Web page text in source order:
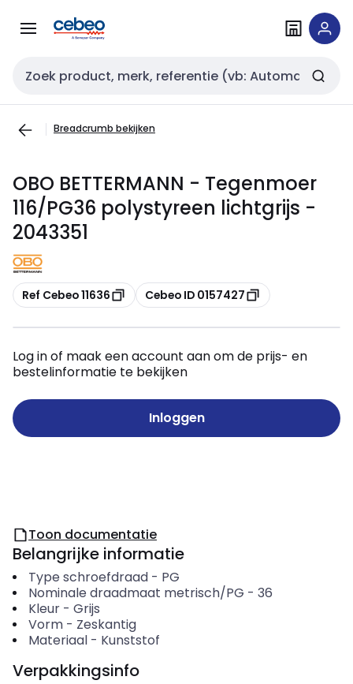
naar
naar
Zoekveld invoer
Breadcrumb bekijken
OBO BETTERMANN - Tegenmoer
116/PG36 polystyreen lichtgrijs -
2043351
Kopiëren
Ref Cebeo 11636 Kopiëren
Cebeo ID 0157427
Log in of maak een account aan om de prijs- en
bestelinformatie te bekijken
Inloggen
Toon documentatie
Belangrijke informatie
Type schroefdraad- PG
Nominale draadmaat metrisch/PG - 36
Kleur- Grijs
Vorm- Zeskantig
Materiaal- Kunststof
Verpakkingsinfo